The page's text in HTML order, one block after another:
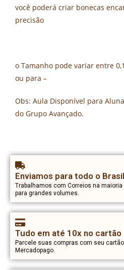
você poderá criar bonecas
precisão
o Tamanho pode variar entre
ou para –
Obs: Aula Disponível para
do Grupo Avançado.
Enviamos para todo o Brasil
Trabalhamos com Correios na
para grandes volumes.
Tudo em até 10x no cartão
Parcele suas compras com seu
Mercadopago.